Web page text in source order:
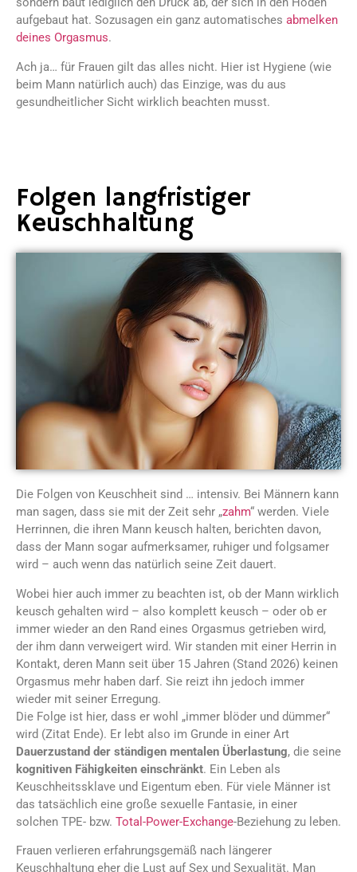
aufgebaut hat. Sozusagen ein ganz automatisches abmelken
deines Orgasmus.
Ach ja… für Frauen gilt das alles nicht. Hier ist Hygiene (wie
beim Mann natürlich auch) das Einzige, was du aus
gesundheitlicher Sicht wirklich beachten musst.
Folgen langfristiger
Keuschhaltung
Die Folgen von Keuschheit sind … intensiv. Bei Männern kann
man sagen, dass sie mit der Zeit sehr „zahm“ werden. Viele
Herrinnen, die ihren Mann keusch halten, berichten davon,
dass der Mann sogar aufmerksamer, ruhiger und folgsamer
wird – auch wenn das natürlich seine Zeit dauert.
Wobei hier auch immer zu beachten ist, ob der Mann wirklich
keusch gehalten wird – also komplett keusch – oder ob er
immer wieder an den Rand eines Orgasmus getrieben wird,
der ihm dann verweigert wird. Wir standen mit einer Herrin in
Kontakt, deren Mann seit über 15 Jahren (Stand 2026) keinen
Orgasmus mehr haben darf. Sie reizt ihn jedoch immer
wieder mit seiner Erregung.
Die Folge ist hier, dass er wohl „immer blöder und dümmer“
wird (Zitat Ende). Er lebt also im Grunde in einer Art
Dauerzustand der ständigen mentalen Überlastung, die seine
kognitiven Fähigkeiten einschränkt. Ein Leben als
Keuschheitssklave und Eigentum eben. Für viele Männer ist
das tatsächlich eine große sexuelle Fantasie, in einer
solchen TPE- bzw. Total-Power-Exchange-Beziehung zu leben.
Frauen verlieren erfahrungsgemäß nach längerer
Keuschhaltung eher die Lust auf Sex und Sexualität. Man